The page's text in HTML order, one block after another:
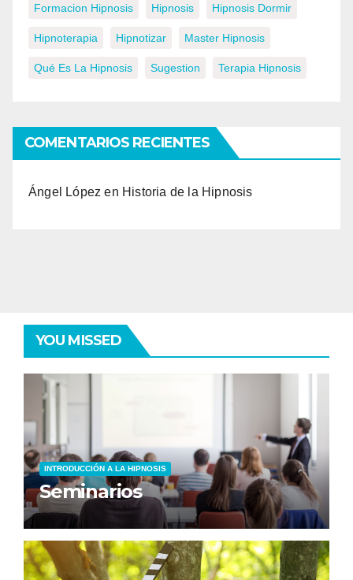
Formacion Hipnosis Hipnosis Hipnosis Dormir
Hipnoterapia Hipnotizar Master Hipnosis
Qué Es La Hipnosis Sugestion Terapia Hipnosis
COMENTARIOS RECIENTES
Ángel López en Historia de la Hipnosis
YOU MISSED
INTRODUCCIÓN A LA HIPNOSIS
Seminarios